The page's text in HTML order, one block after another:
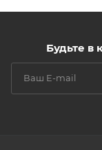
Будьте в